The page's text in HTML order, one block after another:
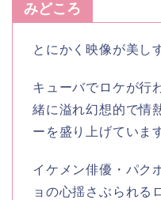
みどころ
とにかく映像が美し
キューバでロケが行
緒に溢れ幻想的で情
ーを盛り上げていま
イケメン俳優・パク
ョの心揺さぶられる